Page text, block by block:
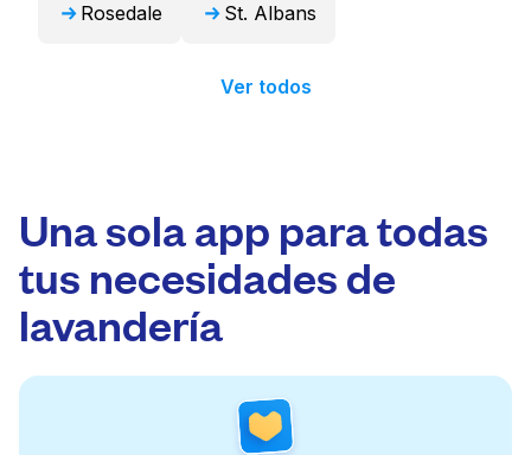
Rosedale St. Albans
Ver todos
Una sola app para todas
tus necesidades de
lavandería